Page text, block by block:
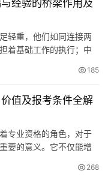
经验的桥梁作用及
轻重，他们如同连接两
着基础工作的执行；中
185
值及报考条件全解
专业资格的角色，对于
要的意义。它不仅能增
268